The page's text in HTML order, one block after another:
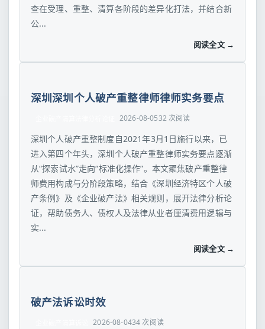
查在受理、重整、清算各阶段的差异化打法，并结合新
公...
阅读全文 →
深圳深圳个人破产重整律师律师实务要点
2026-08-0532 次阅读
深圳个人破产重整制度自2021年3月1日施行以来，已
进入第四个年头，深圳个人破产重整律师实务要点逐渐
从“探索试水”走向“标准化操作”。本文聚焦破产重整律
师费用构成与分阶段策略，结合《深圳经济特区个人破
产条例》及《企业破产法》相关规则，展开法律分析论
证，帮助债务人、债权人及法律从业者厘清费用逻辑与
实...
阅读全文 →
破产法诉讼时效
2026-08-0434 次阅读